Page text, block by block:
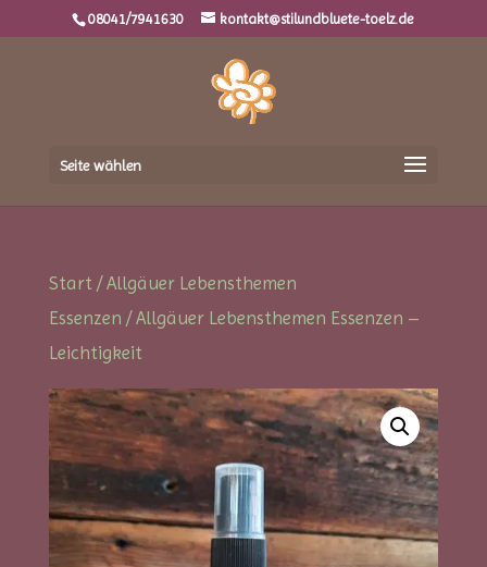
08041/7941630 kontakt@stilundbluete-toelz.de
Seite wählen
Start /Allgäuer Lebensthemen
Essenzen / Allgäuer Lebensthemen Essenzen –
Leichtigkeit